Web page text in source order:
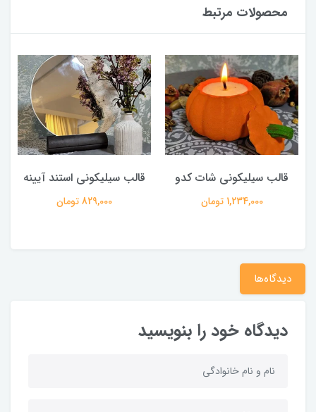
محصولات مرتبط
قالب سیلیکونی شات کدو
1,234,000 تومان
قالب سیلیکونی استند آیینه
829,000 تومان
دیدگاه‌ها
دیدگاه خود را بنویسید